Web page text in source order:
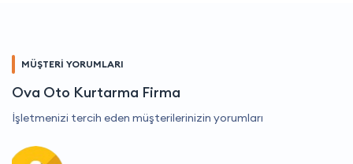
MÜŞTERİ YORUMLARI
Ova Oto Kurtarma Firma
İşletmenizi tercih eden müşterilerinizin yorumları